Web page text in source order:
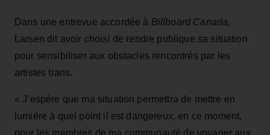
Dans une entrevue accordée à Billboard Canada,
Larsen dit avoir choisi de rendre publique sa situation
pour sensibiliser aux obstacles rencontrés par les
artistes trans.
« J’espère que ma situation permettra de mettre en
lumière à quel point il est dangereux, en ce moment,
pour les membres de ma communauté de voyager aux